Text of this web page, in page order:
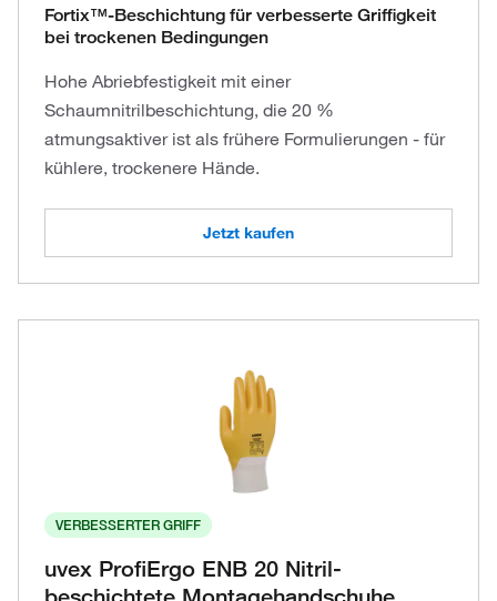
Fortix™-Beschichtung für verbesserte Griffigkeit
bei trockenen Bedingungen
Hohe Abriebfestigkeit mit einer
Schaumnitrilbeschichtung, die 20 %
atmungsaktiver ist als frühere Formulierungen - für
kühlere, trockenere Hände.
Jetzt kaufen
VERBESSERTER GRIFF
uvex ProfiErgo ENB 20 Nitril-